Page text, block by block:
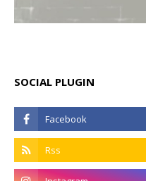
SOCIAL PLUGIN